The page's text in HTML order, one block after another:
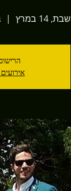
שבת, 14 במרץ
  |